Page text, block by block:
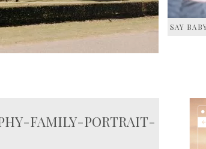
SAY
FAMILY-PORTRAIT-